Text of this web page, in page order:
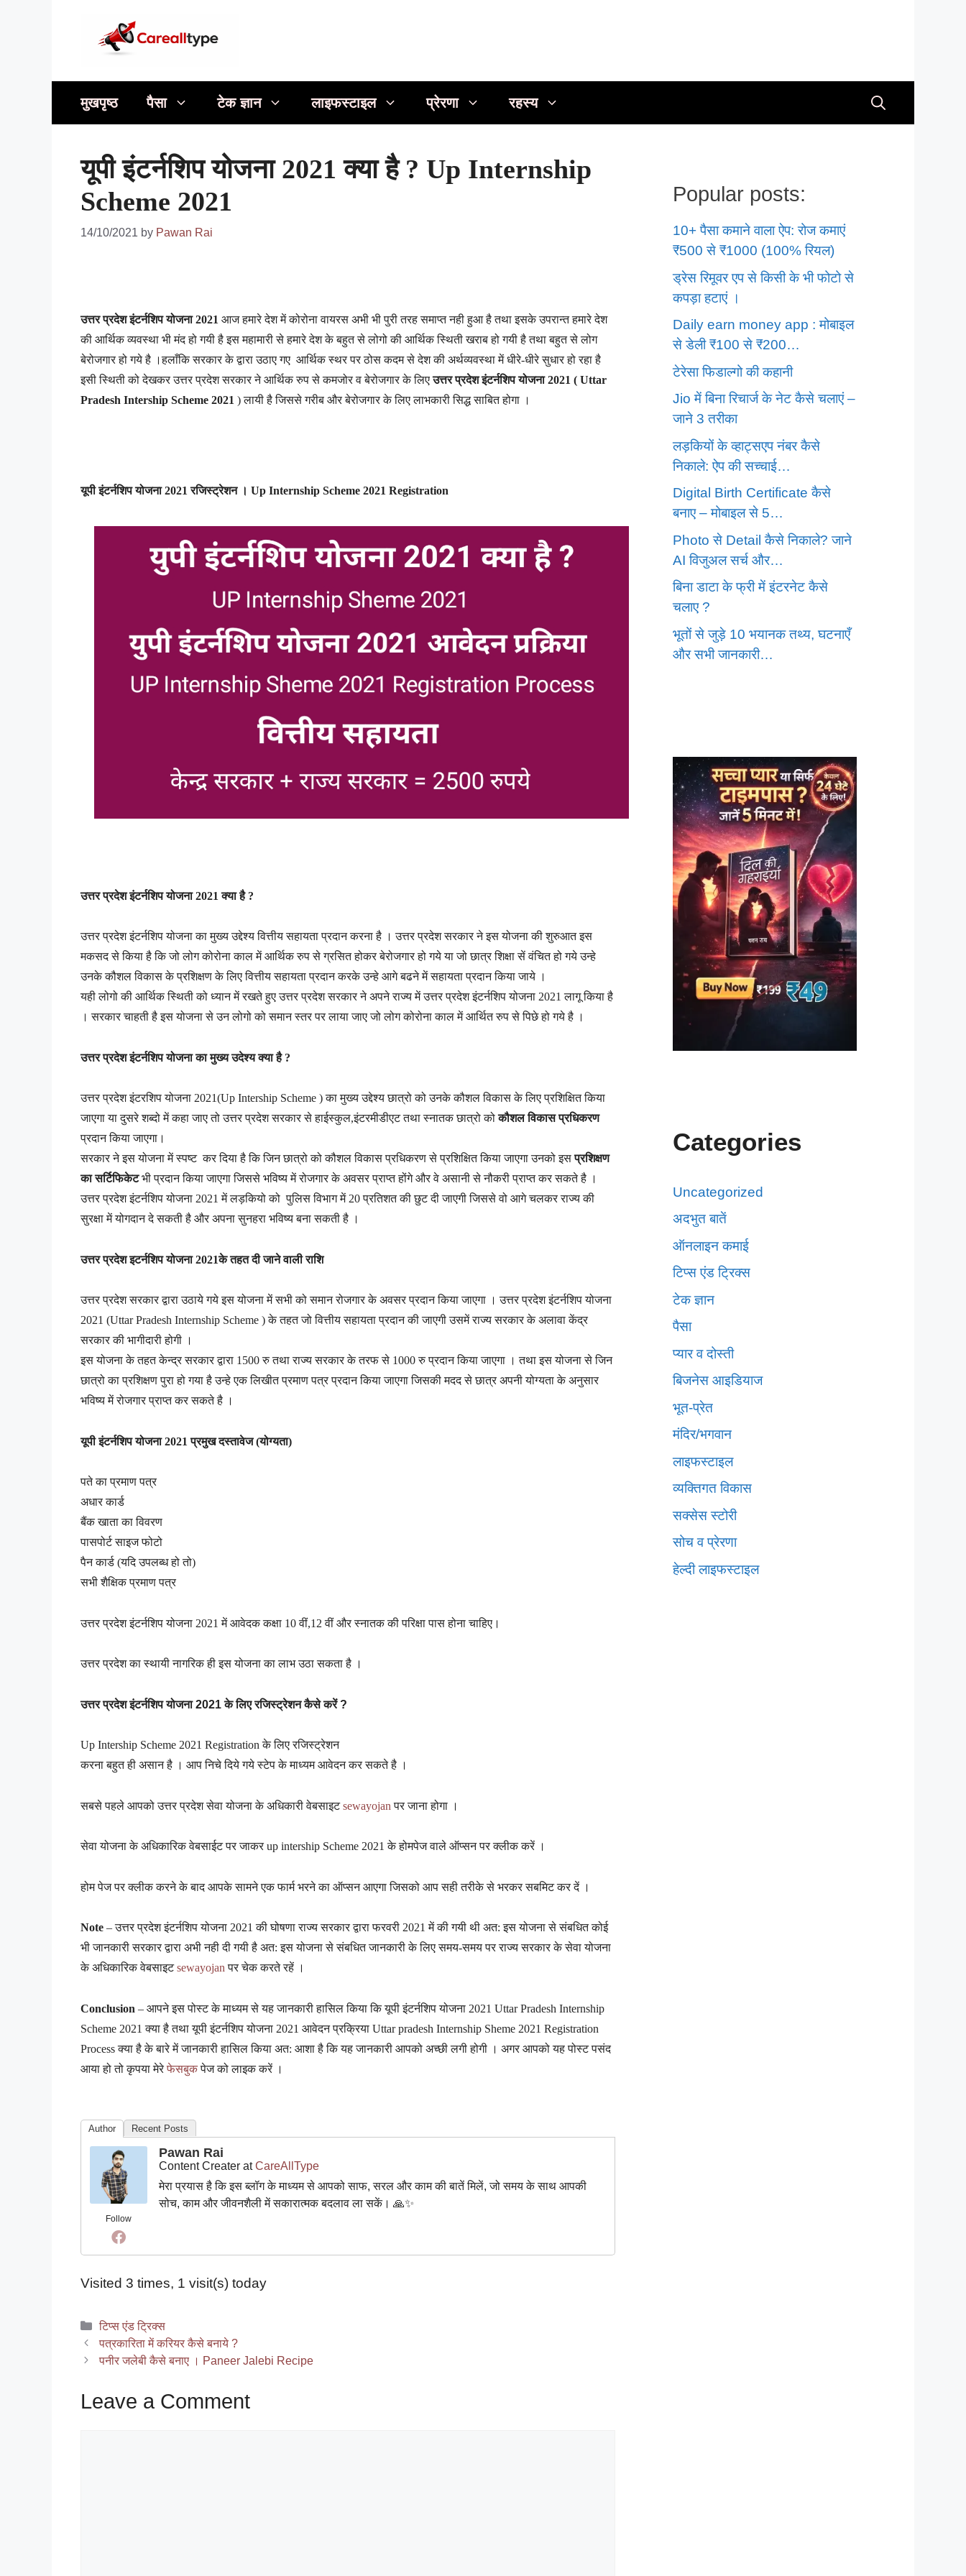
मुखपृष्ठ पैसा टेक ज्ञान लाइफस्टाइल प्रेरणा रहस्य
यूपी इंटर्नशिप योजना 2021 क्या है ? Up Internship
Scheme 2021
14/10/2021 by Pawan Rai
उत्तर प्रदेश इंटर्नशिप योजना 2021 आज हमारे देश में कोरोना वायरस अभी भी पुरी तरह समाप्त नही हुआ है तथा इसके उपरान्त हमारे देश
की आर्थिक व्यवस्था भी मंद हो गयी है इस महामारी से हमारे देश के बहुत से लोगो की आर्थिक स्थिती खराब हो गयी है तथा बहुत से लोग
बेरोजगार हो गये है ।हलाँकि सरकार के द्वारा उठाए गए आर्थिक स्थर पर ठोस कदम से देश की अर्थव्यवस्था में धीरे-धीरे सुधार हो रहा है
इसी स्थिती को देखकर उत्तर प्रदेश सरकार ने आर्थिक रुप से कमजोर व बेरोजगार के लिएउत्तर प्रदेश इंटर्नशिप योजना 2021 ( Uttar
Pradesh Intership Scheme 2021 ) लायी है जिससे गरीब और बेरोजगार के लिए लाभकारी सिद्ध साबित होगा ।
यूपी इंटर्नशिप योजना 2021 रजिस्ट्रेशन । Up Internship Scheme 2021 Registration
उत्तर प्रदेश इंटर्नशिप योजना 2021 क्या है ?
उत्तर प्रदेश इंटर्नशिप योजना का मुख्य उद्देश्य वित्तीय सहायता प्रदान करना है । उत्तर प्रदेश सरकार ने इस योजना की शुरुआत इस
मकसद से किया है कि जो लोग कोरोना काल में आर्थिक रुप से ग्रसित होकर बेरोजगार हो गये या जो छात्र शिक्षा सें वंचित हो गये उन्हे
उनके कौशल विकास के प्रशिक्षण के लिए वित्तीय सहायता प्रदान करके उन्हे आगे बढने में सहायता प्रदान किया जाये ।
यही लोगो की आर्थिक स्थिती को ध्यान में रखते हुए उत्तर प्रदेश सरकार ने अपने राज्य में उत्तर प्रदेश इंटर्नशिप योजना 2021 लागू किया है
। सरकार चाहती है इस योजना से उन लोगो को समान स्तर पर लाया जाए जो लोग कोरोना काल में आर्थित रुप से पिछे हो गये है ।
उत्तर प्रदेश इंटर्नशिप योजना का मुख्य उदेश्य क्या है ?
उत्तर प्रदेश इंटरशिप योजना 2021(Up Intership Scheme ) का मुख्य उद्देश्य छात्रो को उनके कौशल विकास के लिए प्रशिक्षित किया
जाएगा या दुसरे शब्दो में कहा जाए तो उत्तर प्रदेश सरकार से हाईस्कुल,इंटरमीडीएट तथा स्नातक छात्रो कोकौशल विकास प्रधिकरण
प्रदान किया जाएगा।
सरकार ने इस योजना में स्पष्ट कर दिया है कि जिन छात्रो को कौशल विकास प्रधिकरण से प्रशिक्षित किया जाएगा उनको इसप्रशिक्षण
का सर्टिफिकेटभी प्रदान किया जाएगा जिससे भविष्य में रोजगार के अवसर प्राप्त होंगे और वे असानी से नौकरी प्राप्त कर सकते है ।
उत्तर प्रदेश इंटर्नशिप योजना 2021 में लड़कियो को पुलिस विभाग में 20 प्रतिशत की छुट दी जाएगी जिससे वो आगे चलकर राज्य की
सुरक्षा में योगदान दे सकती है और अपना सुनहरा भविष्य बना सकती है ।
उत्तर प्रदेश इटर्नशिप योजना 2021के तहत दी जाने वाली राशि
उत्तर प्रदेश सरकार द्वारा उठाये गये इस योजना में सभी को समान रोजगार के अवसर प्रदान किया जाएगा । उत्तर प्रदेश इंटर्नशिप योजना
2021 (Uttar Pradesh Internship Scheme ) के तहत जो वित्तीय सहायता प्रदान की जाएगी उसमें राज्य सरकार के अलावा केंद्र
सरकार की भागीदारी होगी ।
इस योजना के तहत केन्द्र सरकार द्वारा 1500 रु तथा राज्य सरकार के तरफ से 1000 रु प्रदान किया जाएगा । तथा इस योजना से जिन
छात्रो का प्रशिक्षण पुरा हो गया है उन्हे एक लिखीत प्रमाण पत्र प्रदान किया जाएगा जिसकी मदद से छात्र अपनी योग्यता के अनुसार
भविष्य में रोजगार प्राप्त कर सकते है ।
यूपी इंटर्नशिप योजना 2021 प्रमुख दस्तावेज (योग्यता)
पते का प्रमाण पत्र
अधार कार्ड
बैंक खाता का विवरण
पासपोर्ट साइज फोटो
पैन कार्ड (यदि उपलब्ध हो तो)
सभी शैक्षिक प्रमाण पत्र
उत्तर प्रदेश इंटर्नशिप योजना 2021 में आवेदक कक्षा 10 वीं,12 वीं और स्नातक की परिक्षा पास होना चाहिए।
उत्तर प्रदेश का स्थायी नागरिक ही इस योजना का लाभ उठा सकता है ।
उत्तर प्रदेश इंटर्नशिप योजना 2021 के लिए रजिस्ट्रेशन कैसे करें ?
Up Intership Scheme 2021 Registration के लिए रजिस्ट्रेशन
करना बहुत ही असान है । आप निचे दिये गये स्टेप के माध्यम आवेदन कर सकते है ।
सबसे पहले आपको उत्तर प्रदेश सेवा योजना के अधिकारी वेबसाइटsewayojan पर जाना होगा ।
सेवा योजना के अधिकारिक वेबसाईट पर जाकर up intership Scheme 2021 के होमपेज वाले ऑप्सन पर क्लीक करें ।
होम पेज पर क्लीक करने के बाद आपके सामने एक फार्म भरने का ऑप्सन आएगा जिसको आप सही तरीके से भरकर सबमिट कर दें ।
Note –उत्तर प्रदेश इंटर्नशिप योजना 2021 की घोषणा राज्य सरकार द्वारा फरवरी 2021 में की गयी थी अत: इस योजना से संबधित कोई
भी जानकारी सरकार द्वारा अभी नही दी गयी है अत: इस योजना से संबधित जानकारी के लिए समय-समय पर राज्य सरकार के सेवा योजना
के अधिकारिक वेबसाइटsewayojan पर चेक करते रहें ।
Conclusion – आपने इस पोस्ट के माध्यम से यह जानकारी हासिल किया कि यूपी इंटर्नशिप योजना 2021 Uttar Pradesh Internship
Scheme 2021 क्या है तथा यूपी इंटर्नशिप योजना 2021 आवेदन प्रक्रिया Uttar pradesh Internship Sheme 2021 Registration
Process क्या है के बारे में जानकारी हासिल किया अत: आशा है कि यह जानकारी आपको अच्छी लगी होगी । अगर आपको यह पोस्ट पसंद
आया हो तो कृपया मेरेफेसबुकपेज को लाइक करें ।
Author Recent Posts
Follow
Pawan Rai
Content Creater atCareAllType
मेरा प्रयास है कि इस ब्लॉग के माध्यम से आपको साफ, सरल और काम की बातें मिलें, जो समय के साथ आपकी
सोच, काम और जीवनशैली में सकारात्मक बदलाव ला सकें। 🙏✨
Visited 3 times, 1 visit(s) today
Categories
टिप्स एंड ट्रिक्स
पत्रकारिता में करियर कैसे बनाये ?
पनीर जलेबी कैसे बनाए । Paneer Jalebi Recipe
Leave a Comment
Popular posts:
10+ पैसा कमाने वाला ऐप: रोज कमाएं
₹500 से ₹1000 (100% रियल)
ड्रेस रिमूवर एप से किसी के भी फोटो से
कपड़ा हटाएं ।
Daily earn money app : मोबाइल
से डेली ₹100 से ₹200…
टेरेसा फिडाल्गो की कहानी
Jio में बिना रिचार्ज के नेट कैसे चलाएं –
जाने 3 तरीका
लड़कियों के व्हाट्सएप नंबर कैसे
निकाले: ऐप की सच्चाई…
Digital Birth Certificate कैसे
बनाए – मोबाइल से 5…
Photo से Detail कैसे निकाले? जाने
AI विजुअल सर्च और…
बिना डाटा के फ्री में इंटरनेट कैसे
चलाए ?
भूतों से जुड़े 10 भयानक तथ्य, घटनाएँ
और सभी जानकारी…
Categories
Uncategorized
अदभुत बातें
ऑनलाइन कमाई
टिप्स एंड ट्रिक्स
टेक ज्ञान
पैसा
प्यार व दोस्ती
बिजनेस आइडियाज
भूत-प्रेत
मंदिर/भगवान
लाइफस्टाइल
व्यक्तिगत विकास
सक्सेस स्टोरी
सोच व प्रेरणा
हेल्दी लाइफस्टाइल